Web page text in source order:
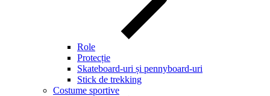
Role
Protecție
Skateboard-uri și pennyboard-uri
Stick de trekking
Costume sportive